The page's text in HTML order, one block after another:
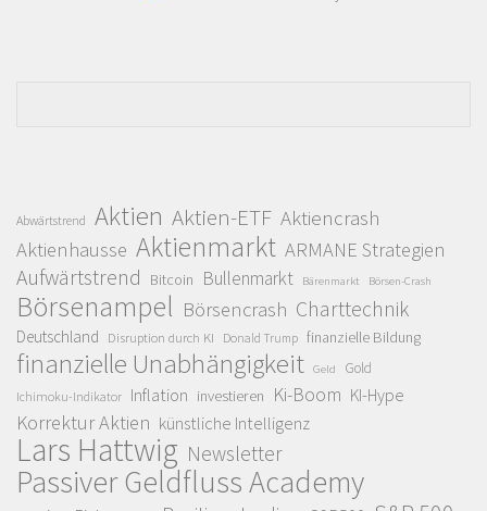
Abwärtstrend Aktien Aktien-ETF Aktiencrash
Aktienhausse Aktienmarkt ARMANE Strategien
Aufwärtstrend Bitcoin Bullenmarkt Bärenmarkt Börsen-Crash
Börsenampel Börsencrash Charttechnik
Deutschland Disruption durch KI Donald Trump finanzielle Bildung
finanzielle Unabhängigkeit Geld Gold
Ichimoku-Indikator Inflation investieren Ki-Boom KI-Hype
Korrektur Aktien künstliche Intelligenz
Lars Hattwig Newsletter
Passiver Geldfluss Academy